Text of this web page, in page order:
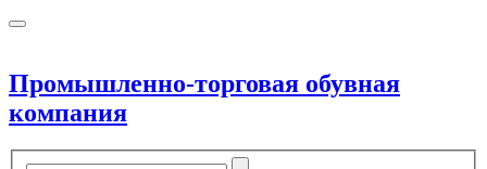
Промышленно-торговая обувная
компания